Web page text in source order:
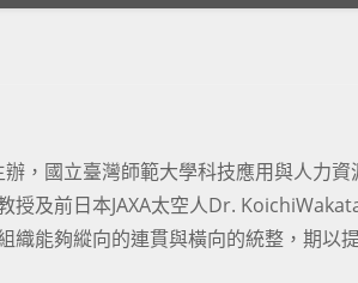
，國立臺灣師範大學科技應用與人力資
及前日本JAXA太空人Dr.
能夠縱向的連貫與橫向的統整，期以